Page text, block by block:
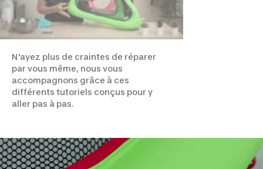
N'ayez plus de craintes de réparer
par vous même, nous vous
accompagnons grâce à ces
différents tutoriels conçus pour y
aller pas à pas.